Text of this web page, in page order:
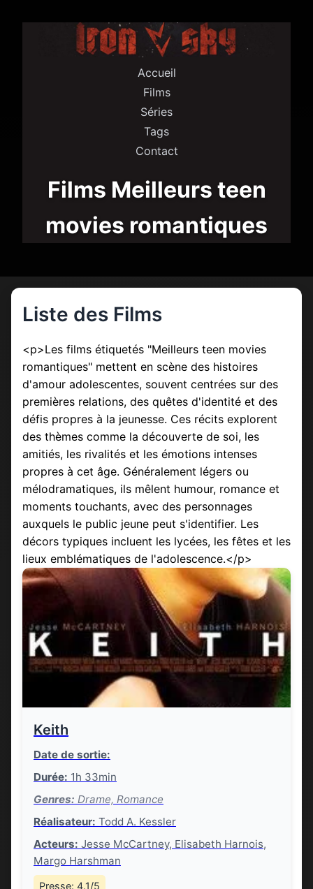
Accueil
Films
Séries
Tags
Contact
Films Meilleurs teen
movies romantiques
Liste des Films
<p>Les films étiquetés "Meilleurs teen movies
romantiques" mettent en scène des histoires
d'amour adolescentes, souvent centrées sur des
premières relations, des quêtes d'identité et des
défis propres à la jeunesse. Ces récits explorent
des thèmes comme la découverte de soi, les
amitiés, les rivalités et les émotions intenses
propres à cet âge. Généralement légers ou
mélodramatiques, ils mêlent humour, romance et
moments touchants, avec des personnages
auxquels le public jeune peut s'identifier. Les
décors typiques incluent les lycées, les fêtes et les
lieux emblématiques de l'adolescence.</p>
Keith
Date de sortie:
Durée: 1h 33min
Genres: Drame, Romance
Réalisateur: Todd A. Kessler
Acteurs: Jesse McCartney, Elisabeth Harnois,
Margo Harshman
Presse: 4.1/5